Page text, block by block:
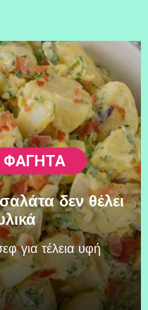
ΦΑΓΗΤΆ
δεν θέλει
για τέλεια υφή